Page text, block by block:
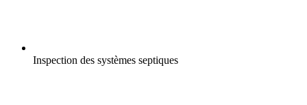
Inspection des systèmes septiques